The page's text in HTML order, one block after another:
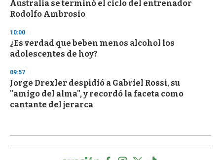
Australia se terminó el ciclo del entrenador
Rodolfo Ambrosio
10:00
¿Es verdad que beben menos alcohol los
adolescentes de hoy?
09:57
Jorge Drexler despidió a Gabriel Rossi, su
"amigo del alma", y recordó la faceta como
cantante del jerarca